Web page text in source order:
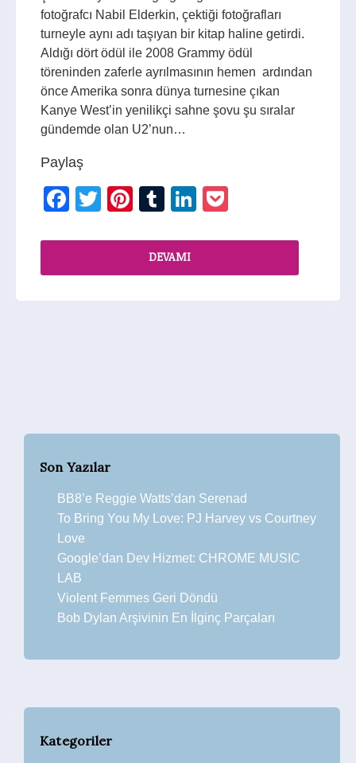
fotoğrafcı Nabil Elderkin, çektiği fotoğrafları
turneyle aynı adı taşıyan bir kitap haline getirdi.
Aldığı dört ödül ile 2008 Grammy ödül
töreninden zaferle ayrılmasının hemen ardından
önce Amerika sonra dünya turnesine çıkan
Kanye West’in yenilikçi sahne şovu şu sıralar
gündemde olan U2’nun…
Paylaş
Facebook
TwitterPinterest
TumblrLinkedIn
DEVAMI
Son Yazılar
BB8’e Reggie Watts’dan Serenad
To Bring You My Love: PJ Harvey vs Courtney
Love
Google’dan Dev Hizmet: CHROME MUSIC
LAB
Violent Femmes Geri Döndü
Bob Dylan Arşivinin En İlginç Parçaları
Kategoriler